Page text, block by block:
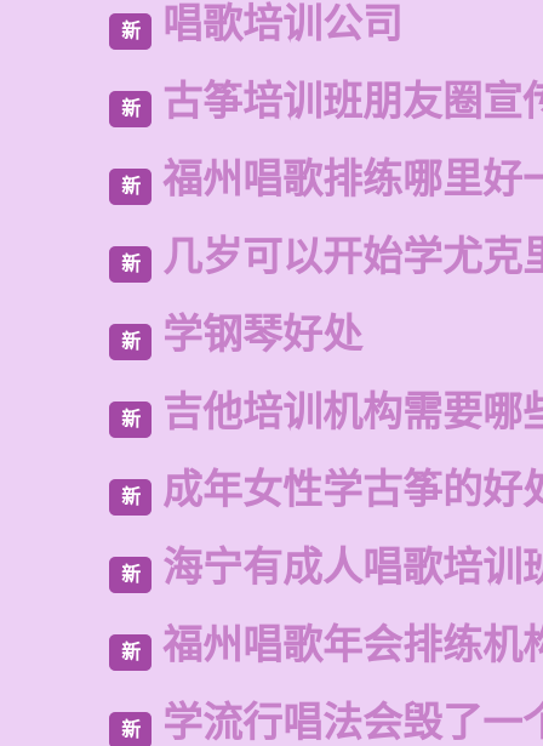
新 唱歌培训公司
新 古筝培训班朋友圈宣
新 福州唱歌排练哪里好
新 几岁可以开始学尤克
新 学钢琴好处
新 吉他培训机构需要哪
新 成年女性学古筝的好
新 海宁有成人唱歌培训
新 福州唱歌年会排练机
新 学流行唱法会毁了一